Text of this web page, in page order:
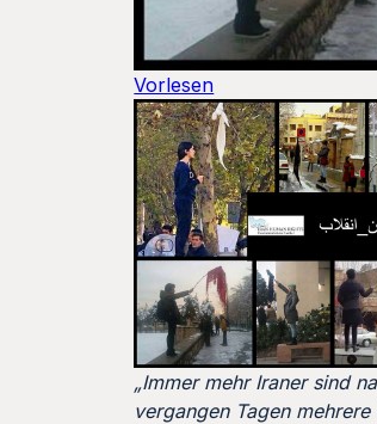
Vorlesen
„Immer mehr Iraner sind
vergangen Tagen